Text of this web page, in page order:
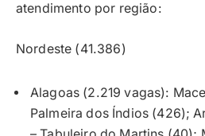
atendimento por região:
Nordeste (41.386)
Alagoas (2.219 vagas):
Palmeira dos Índios (426);